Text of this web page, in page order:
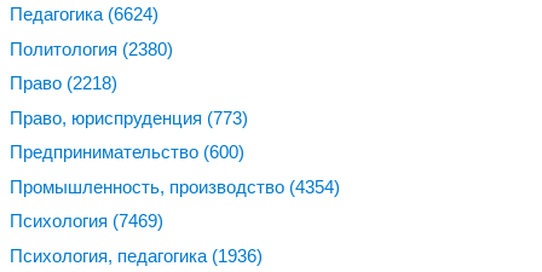
Педагогика (6624)
Политология (2380)
Право (2218)
Право, юриспруденция (773)
Предпринимательство (600)
Промышленность, производство (4354)
Психология (7469)
Психология, педагогика (1936)